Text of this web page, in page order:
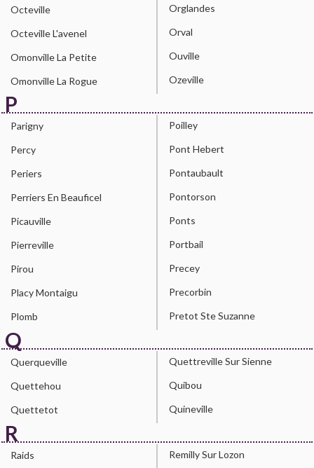
Octeville
Octeville L'avenel
Omonville La Petite
Omonville La Rogue
Orglandes
Orval
Ouville
Ozeville
P
Parigny
Percy
Periers
Perriers En Beauficel
Picauville
Pierreville
Pirou
Placy Montaigu
Plomb
Poilley
Pont Hebert
Pontaubault
Pontorson
Ponts
Portbail
Precey
Precorbin
Pretot Ste Suzanne
Q
Querqueville
Quettehou
Quettetot
Quettreville Sur Sienne
Quibou
Quineville
R
Raids
Remilly Sur Lozon